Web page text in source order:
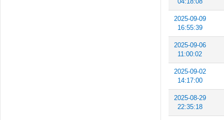
2025-09-09
16:55:39
2025-09-06
11:00:02
2025-09-02
14:17:00
2025-08-29
22:35:18